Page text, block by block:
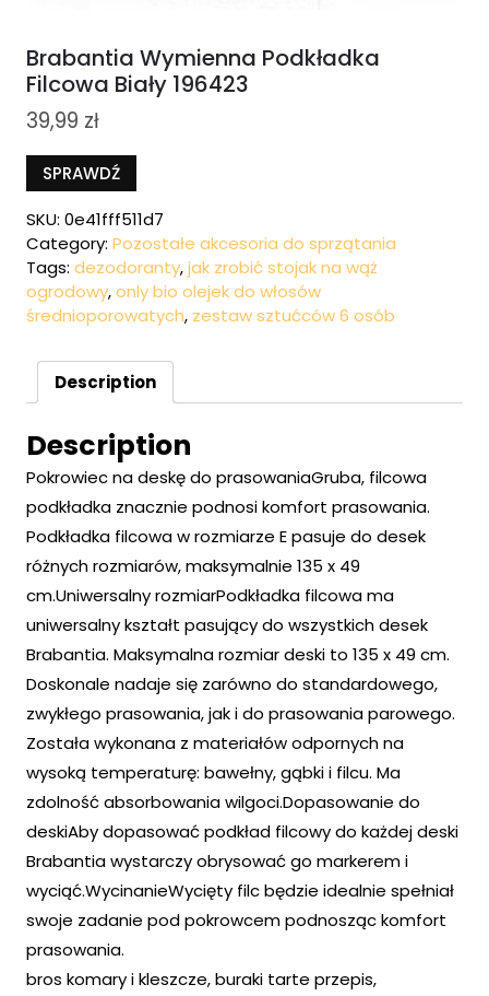
Brabantia Wymienna Podkładka
Filcowa Biały 196423
39,99 zł
SPRAWDŹ
SKU: 0e41fff511d7
Category: Pozostałe akcesoria do sprzątania
Tags: dezodoranty,jak zrobić stojak na wąż
ogrodowy,only bio olejek do włosów
średnioporowatych, zestaw sztućców 6 osób
Description
Description
Pokrowiec na deskę do prasowaniaGruba, filcowa
podkładka znacznie podnosi komfort prasowania.
Podkładka filcowa w rozmiarze E pasuje do desek
różnych rozmiarów, maksymalnie 135 x 49
cm.Uniwersalny rozmiarPodkładka filcowa ma
uniwersalny kształt pasujący do wszystkich desek
Brabantia. Maksymalna rozmiar deski to 135 x 49 cm.
Doskonale nadaje się zarówno do standardowego,
zwykłego prasowania, jak i do prasowania parowego.
Została wykonana z materiałów odpornych na
wysoką temperaturę: bawełny, gąbki i filcu. Ma
zdolność absorbowania wilgoci.Dopasowanie do
deskiAby dopasować podkład filcowy do każdej deski
Brabantia wystarczy obrysować go markerem i
wyciąć.WycinanieWycięty filc będzie idealnie spełniał
swoje zadanie pod pokrowcem podnosząc komfort
prasowania.
bros komary i kleszcze, buraki tarte przepis,